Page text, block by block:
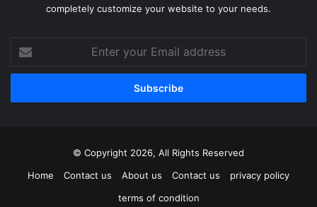
completely customize your website to your needs.
your
Email
© Copyright 2026, All Rights Reserved
Home
Contact us About us Contact us
privacy policy
terms of condition